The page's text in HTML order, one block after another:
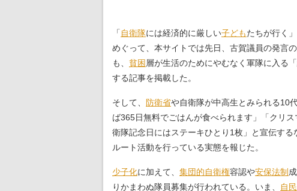
「 自衛隊には経済的に厳しい子どもたちが行く
めぐって、本サイトでは先日、古賀議員の発言
も、 貧困 層が生活のためにやむなく軍隊に入る
する記事を掲載した。
そして、 防衛省や自衛隊が中高生とみられる10
ば365日無料でごはんが食べられます」「クリ
衛隊記念日にはステーキひとり1枚」と宣伝す
ルート活動を行っている実態を報じた。
少子化に加えて、 集団的自衛権容認や安保法制
りかまわぬ隊員募集が行われている。いま、
自